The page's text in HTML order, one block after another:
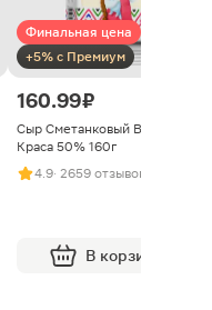
Финальная цена
+5% с Премиум
160.99 ₽
Сыр Сметанковый Варвара
Краса 50% 160г
4.9· 2659 отзывов
В корзину